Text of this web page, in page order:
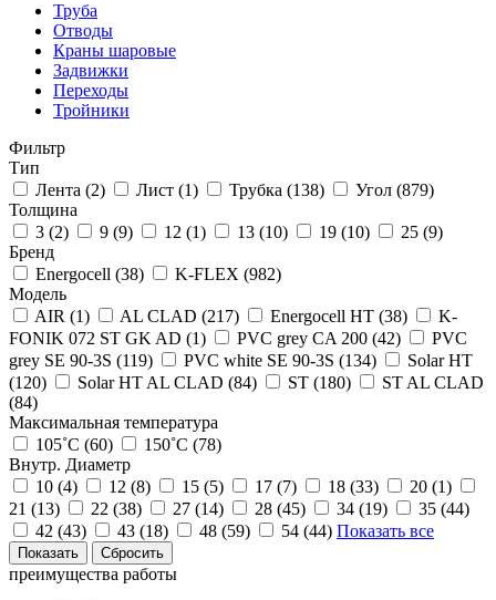
Труба
Отводы
Краны шаровые
Задвижки
Переходы
Тройники
Фильтр
Тип
Лента (2) Лист (1) Трубка (138) Угол (879)
Толщина
3 (2) 9 (9) 12 (1) 13 (10) 19 (10) 25 (9)
Бренд
Energocell (38) K-FLEX (982)
Модель
AIR (1) AL CLAD (217) Energocell HT (38)
K-
FONIK 072 ST GK AD (1) PVC grey CA 200 (42)
PVC
grey SE 90-3S (119) PVC white SE 90-3S (134)
Solar HT
(120) Solar HT AL CLAD (84) ST (180)
ST AL CLAD
(84)
Максимальная температура
105˚С (60) 150˚С (78)
Внутр. Диаметр
10 (4) 12 (8) 15 (5) 17 (7) 18 (33) 20 (1)
21 (13) 22 (38) 27 (14) 28 (45) 34 (19) 35 (44)
42 (43) 43 (18) 48 (59) 54 (44) Показать все
преимущества работы